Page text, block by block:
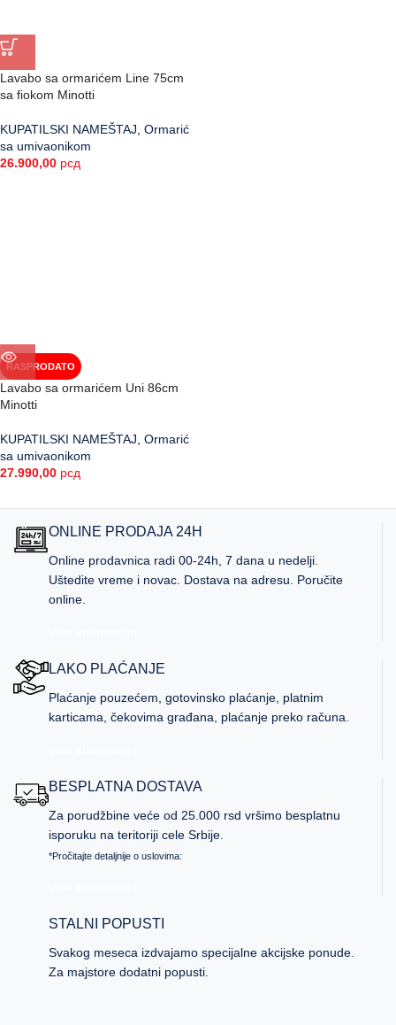
Lavabo sa ormarićem Line 75cm
sa fiokom Minotti
KUPATILSKI NAMEŠTAJ, Ormarić
sa umivaonikom
26.900,00 рсд
RASPRODATO
Lavabo sa ormarićem Uni 86cm
Minotti
KUPATILSKI NAMEŠTAJ, Ormarić
sa umivaonikom
27.990,00 рсд
ONLINE PRODAJA 24H
Online prodavnica radi 00-24h, 7 dana u nedelji.
Uštedite vreme i novac. Dostava na adresu. Poručite
online.
LAKO PLAĆANJE
Plaćanje pouzećem, gotovinsko plaćanje, platnim
karticama, čekovima građana, plaćanje preko računa.
BESPLATNA DOSTAVA
Za porudžbine veće od 25.000 rsd vršimo besplatnu
isporuku na teritoriji cele Srbije.
*Pročitajte detaljnije o uslovima:
STALNI POPUSTI
Svakog meseca izdvajamo specijalne akcijske ponude.
Za majstore dodatni popusti.